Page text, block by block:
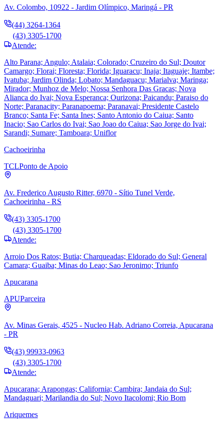
Av. Colombo, 10922 - Jardim Olímpico, Maringá - PR
(44) 3264-1364
(43) 3305-1700
Atende:
Alto Parana; Angulo; Atalaia; Colorado; Cruzeiro do Sul; Doutor
Camargo; Florai; Floresta; Florida; Iguaracu; Inaja; Itaguaje; Itambe;
Ivatuba; Jardim Olinda; Lobato; Mandaguacu; Marialva; Maringa;
Mirador; Munhoz de Melo; Nossa Senhora Das Gracas; Nova
Alianca do Ivai; Nova Esperanca; Ourizona; Paicandu; Paraiso do
Norte; Paranacity; Paranapoema; Paranavai; Presidente Castelo
Branco; Santa Fe; Santa Ines; Santo Antonio do Caiua; Santo
Inacio; Sao Carlos do Ivai; Sao Joao do Caiua; Sao Jorge do Ivai;
Sarandi; Sumare; Tamboara; Uniflor
Cachoeirinha
TCLPonto de Apoio
Av. Frederico Augusto Ritter, 6970 - Sítio Tunel Verde,
Cachoeirinha - RS
(43) 3305-1700
(43) 3305-1700
Atende:
Arroio Dos Ratos; Butia; Charqueadas; Eldorado do Sul; General
Camara; Guaiba; Minas do Leao; Sao Jeronimo; Triunfo
Apucarana
APUParceira
Av. Minas Gerais, 4525 - Nucleo Hab. Adriano Correia, Apucarana
- PR
(43) 99933-0963
(43) 3305-1700
Atende:
Apucarana; Arapongas; California; Cambira; Jandaia do Sul;
Mandaguari; Marilandia do Sul; Novo Itacolomi; Rio Bom
Ariquemes